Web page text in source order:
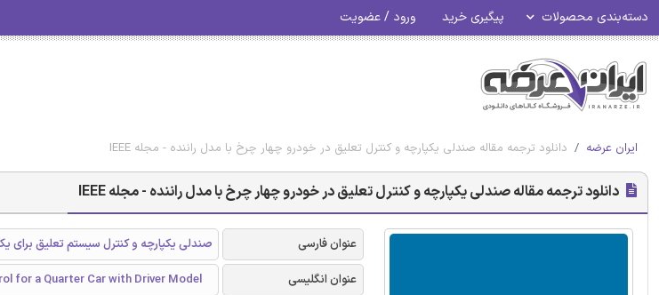
دسته‌بندی محصولات پیگیری خرید ورود / عضویت
ایران عرضه دانلود ترجمه مقاله صندلی یکپارچه و کنترل تعلیق در خودرو چهار چرخ با مدل راننده - مجله IEEE
دانلود ترجمه مقاله صندلی یکپارچه و کنترل تعلیق در خودرو چهار چرخ با مدل راننده - مجله IEEE
عنوان فارسی
صندلی یکپارچه و کنترل سیستم تعلیق برای
عنوان انگلیسی
for a Quarter Car with Driver Model